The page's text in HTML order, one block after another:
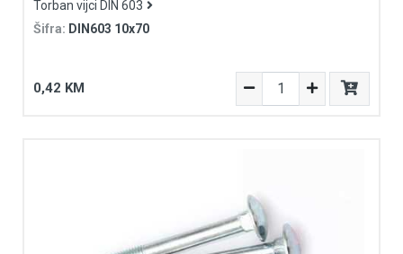
Torban vijci DIN 603
Šifra: DIN603 10x70
0,42 KM